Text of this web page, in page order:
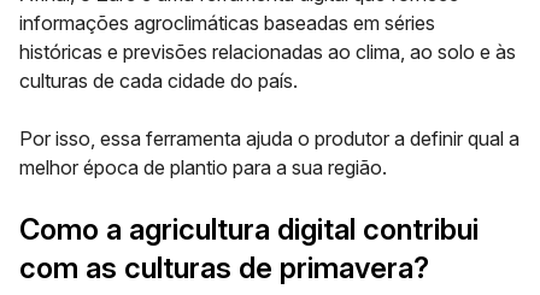
informações agroclimáticas baseadas em séries
históricas e previsões relacionadas ao clima, ao solo e às
culturas de cada cidade do país.
Por isso, essa ferramenta ajuda o produtor a definir qual a
melhor época de plantio para a sua região.
Como a agricultura digital contribui
com as culturas de primavera?